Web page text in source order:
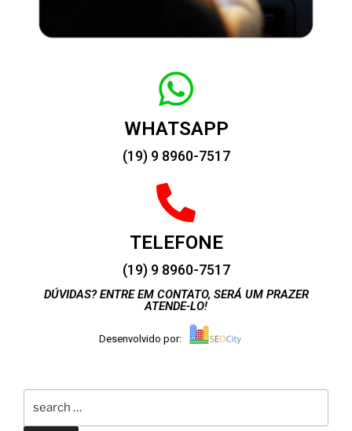
WHATSAPP
(19) 9 8960-7517
TELEFONE
(19) 9 8960-7517
DÚVIDAS? ENTRE EM CONTATO, SERÁ UM PRAZER
ATENDE-LO!
Desenvolvido por: